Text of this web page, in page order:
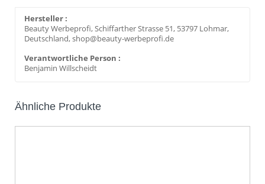
Hersteller :
Beauty Werbeprofi, Schiffarther Strasse 51, 53797 Lohmar,
Deutschland, shop@beauty-werbeprofi.de
Verantwortliche Person :
Benjamin Willscheidt
Ähnliche Produkte